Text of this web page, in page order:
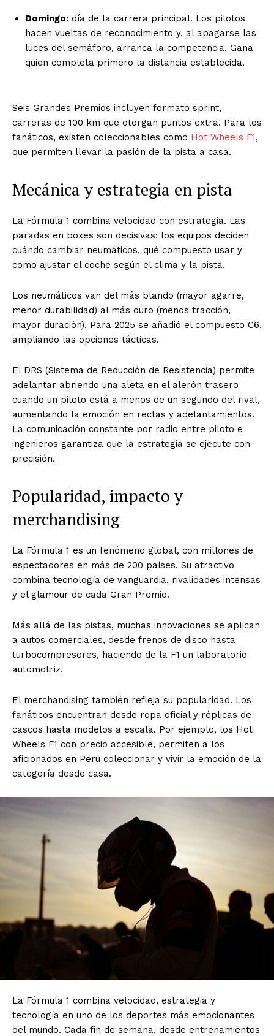
Domingo: día de la carrera principal. Los pilotos
hacen vueltas de reconocimiento y, al apagarse las
luces del semáforo, arranca la competencia. Gana
quien completa primero la distancia establecida.
Seis Grandes Premios incluyen formato sprint,
carreras de 100 km que otorgan puntos extra. Para los
fanáticos, existen coleccionables como Hot Wheels F1,
que permiten llevar la pasión de la pista a casa.
Mecánica y estrategia en pista
La Fórmula 1 combina velocidad con estrategia. Las
paradas en boxes son decisivas: los equipos deciden
cuándo cambiar neumáticos, qué compuesto usar y
cómo ajustar el coche según el clima y la pista.
Los neumáticos van del más blando (mayor agarre,
menor durabilidad) al más duro (menos tracción,
mayor duración). Para 2025 se añadió el compuesto C6,
ampliando las opciones tácticas.
El DRS (Sistema de Reducción de Resistencia) permite
adelantar abriendo una aleta en el alerón trasero
cuando un piloto está a menos de un segundo del rival,
aumentando la emoción en rectas y adelantamientos.
La comunicación constante por radio entre piloto e
ingenieros garantiza que la estrategia se ejecute con
precisión.
Popularidad, impacto y
merchandising
La Fórmula 1 es un fenómeno global, con millones de
espectadores en más de 200 países. Su atractivo
combina tecnología de vanguardia, rivalidades intensas
y el glamour de cada Gran Premio.
Más allá de las pistas, muchas innovaciones se aplican
a autos comerciales, desde frenos de disco hasta
turbocompresores, haciendo de la F1 un laboratorio
automotriz.
El merchandising también refleja su popularidad. Los
fanáticos encuentran desde ropa oficial y réplicas de
cascos hasta modelos a escala. Por ejemplo, los Hot
Wheels F1 con precio accesible, permiten a los
aficionados en Perú coleccionar y vivir la emoción de la
categoría desde casa.
La Fórmula 1 combina velocidad, estrategia y
tecnología en uno de los deportes más emocionantes
del mundo. Cada fin de semana, desde entrenamientos